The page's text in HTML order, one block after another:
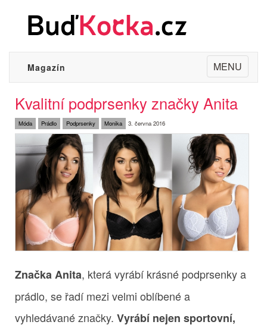
Toggle
navigation
MENU
Magazín
Kvalitní podprsenky značky Anita
Móda Prádlo Podprsenky Monika 3. června 2016
Značka Anita, která vyrábí krásné podprsenky a
prádlo, se řadí mezi velmi oblíbené a
vyhledávané značky. Vyrábí nejen sportovní,